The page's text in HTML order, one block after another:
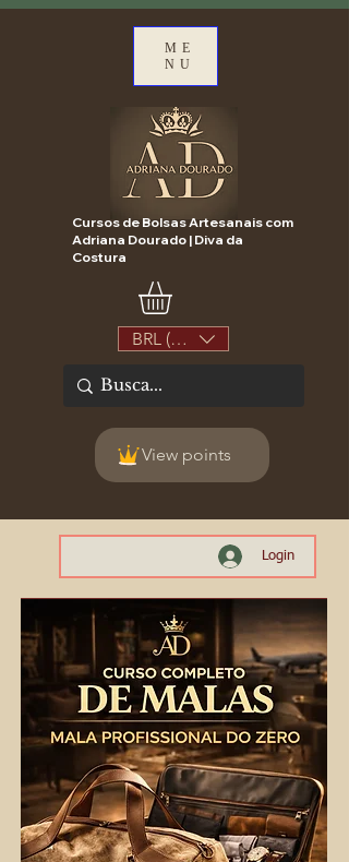
ME
NU
Cursos de Bolsas Artesanais com
Adriana Dourado | Diva da
Costura
BRL (R$)
View points
Login